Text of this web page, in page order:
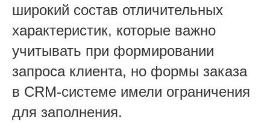
широкий состав отличительных
характеристик, которые важно
учитывать при формировании
запроса клиента, но формы заказа
в CRM-системе имели ограничения
для заполнения.